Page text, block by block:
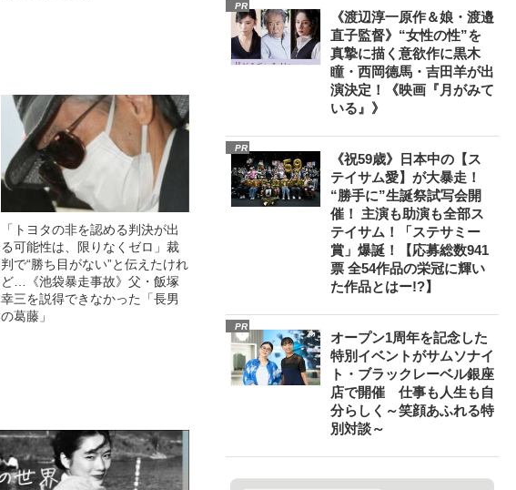
「トヨタの非を認める判決が出
る可能性は、限りなくゼロ」裁
判で“勝ち目がない”と伝えたけれ
ど…《池袋暴走事故》父・飯塚
幸三を説得できなかった「長男
の葛藤」
PR
《渡辺淳一原作＆娘・渡邉
直子監督》“女性の性”を
真摯に描く意欲作に黒木
瞳・西岡德馬・吉田羊が出
演決定！《映画『月がみて
いる』》
PR
《祝59歳》日本中の【ス
テイサム愛】が大暴走！
“勝手に”生誕祭試写会開
催！ 主演も助演も全部ス
テイサム！「ステサミー
賞」爆誕！【応募総数941
票 全54作品の栄冠に輝い
た作品とはー!?】
PR
オープン1周年を記念した
特別イベントがサムソナイ
ト・ブラックレーベル銀座
店で開催 仕事も人生も自
分らしく～笑顔あふれる特
別対談～